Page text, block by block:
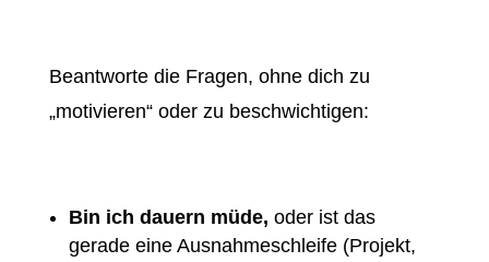
Beantworte die Fragen, ohne dich zu
„motivieren“ oder zu beschwichtigen:
Bin ich dauern müde, oder ist das
gerade eine Ausnahmeschleife (Projekt,